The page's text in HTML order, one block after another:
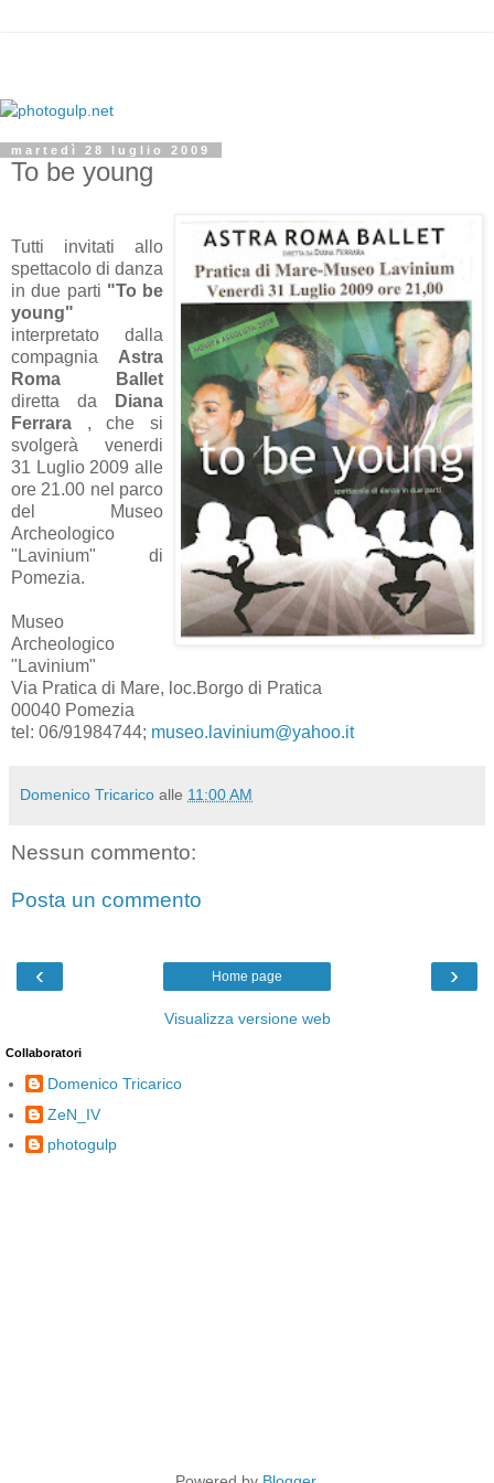
martedì 28 luglio 2009
To be young
Tutti invitati allo
spettacolo di danza
in due parti "To be
young"
interpretato dalla
compagnia Astra
Roma Ballet
diretta da
Diana
Ferrara , che si
svolgerà venerdi
31 Luglio 2009 alle
ore 21.00 nel parco
del Museo
Archeologico
"Lavinium" di
Pomezia.
Museo
Archeologico
"Lavinium"
Via Pratica di Mare, loc.Borgo di Pratica
00040 Pomezia
tel: 06/91984744; museo.lavinium@yahoo.it
Domenico Tricarico alle 11:00 AM
Nessun commento:
Posta un commento
‹ ›
Home page
Visualizza versione web
Collaboratori
Domenico Tricarico
ZeN_IV
photogulp